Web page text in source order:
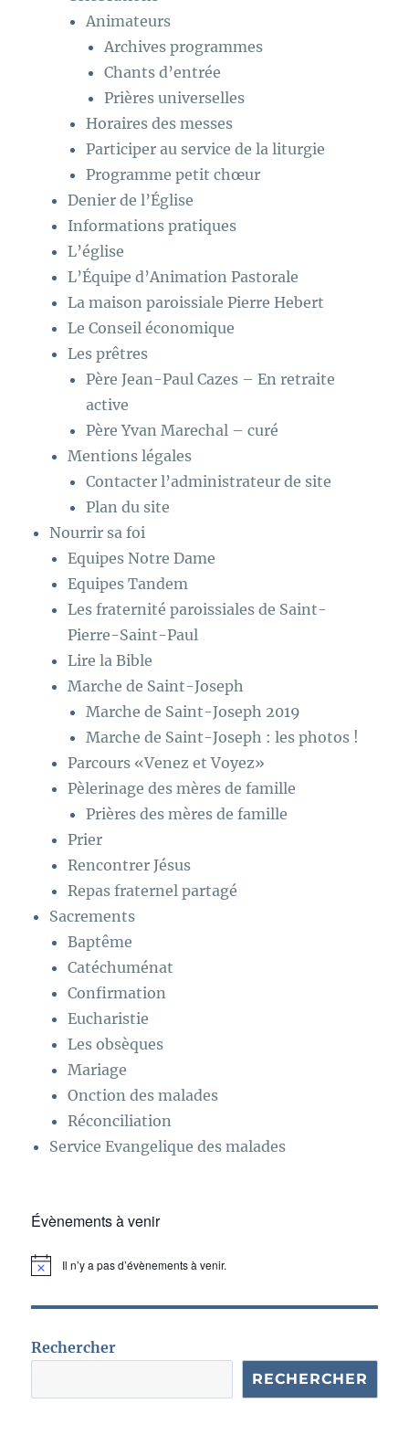
Animateurs
Archives programmes
Chants d’entrée
Prières universelles
Horaires des messes
Participer au service de la liturgie
Programme petit chœur
Denier de l’Église
Informations pratiques
L’église
L’Équipe d’Animation Pastorale
La maison paroissiale Pierre Hebert
Le Conseil économique
Les prêtres
Père Jean-Paul Cazes – En retraite
active
Père Yvan Marechal – curé
Mentions légales
Contacter l’administrateur de site
Plan du site
Nourrir sa foi
Equipes Notre Dame
Equipes Tandem
Les fraternité paroissiales de Saint-
Pierre-Saint-Paul
Lire la Bible
Marche de Saint-Joseph
Marche de Saint-Joseph 2019
Marche de Saint-Joseph : les photos !
Parcours «Venez et Voyez»
Pèlerinage des mères de famille
Prières des mères de famille
Prier
Rencontrer Jésus
Repas fraternel partagé
Sacrements
Baptême
Catéchuménat
Confirmation
Eucharistie
Les obsèques
Mariage
Onction des malades
Réconciliation
Service Evangelique des malades
Évènements à venir
N
i
e
Il n’y a pas d’évènements à venir.
Rechercher
RECHERCHER